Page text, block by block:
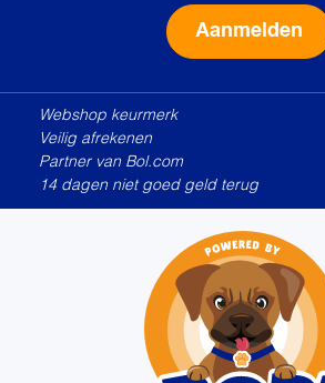
Webshop keurmerk
Veilig afrekenen
Partner van Bol.com
14 dagen niet goed geld terug